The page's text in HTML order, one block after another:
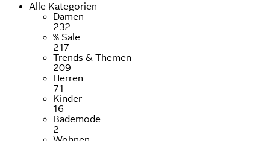
Alle Kategorien
Damen
232
% Sale
217
Trends & Themen
209
Herren
71
Kinder
16
Bademode
2